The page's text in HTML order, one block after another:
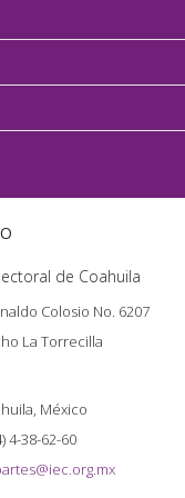
de Coahuila
Colosio No. 6207
La Torrecilla
México
4-38-62-60